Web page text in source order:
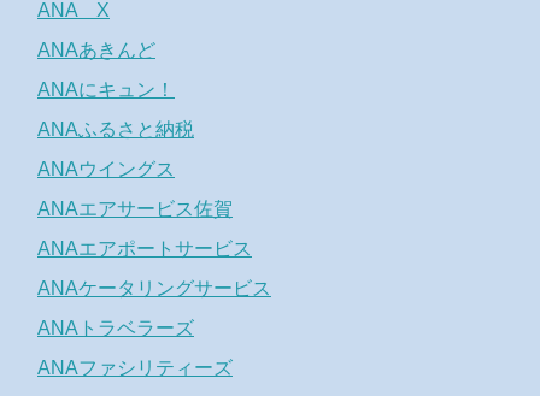
ANA X
ANAあきんど
ANAにキュン！
ANAふるさと納税
ANAウイングス
ANAエアサービス佐賀
ANAエアポートサービス
ANAケータリングサービス
ANAトラベラーズ
ANAファシリティーズ